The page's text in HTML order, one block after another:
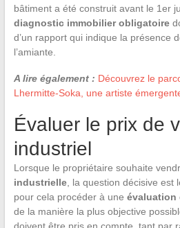
bâtiment a été construit avant le 1er
diagnostic immobilier obligatoire
d’un rapport qui indique la présence
l’amiante.
A lire également : Découvrez le
Lhermitte-Soka, une artiste
Évaluer le prix de
industriel
Lorsque le propriétaire souhaite
industrielle, la question décisive est
pour cela procéder à une évaluation
de la manière la plus objective